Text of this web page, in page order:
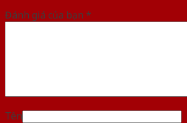
Đánh giá của bạn *
Tên